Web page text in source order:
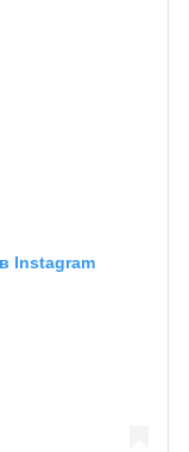
Instagram